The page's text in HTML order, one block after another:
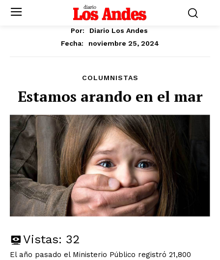
Por:
Diario Los Andes
Fecha:
noviembre 25, 2024
COLUMNISTAS
Estamos arando en el mar
Vistas: 32
El año pasado el Ministerio Público registró 21,800